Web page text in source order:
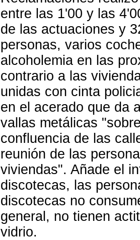
entre las 1'00 y las
de las actuaciones y
personas, varios
alcoholemia en las
contrario a las
unidas con cinta
en el acerado que da
vallas metálicas
confluencia de las
reunión de las
viviendas". Añade el
discotecas, las
discotecas no
general, no tienen
vidrio.